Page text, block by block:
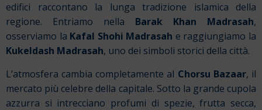
edifici raccontano la lunga tradizione islamica della
regione. Entriamo nella Barak Khan Madrasah,
osserviamo la Kafal Shohi Madrasah e raggiungiamo la
Kukeldash Madrasah, uno dei simboli storici della città.
L’atmosfera cambia completamente al Chorsu Bazaar, il
mercato più celebre della capitale. Sotto la grande cupola
azzurra si intrecciano profumi di spezie, frutta secca,